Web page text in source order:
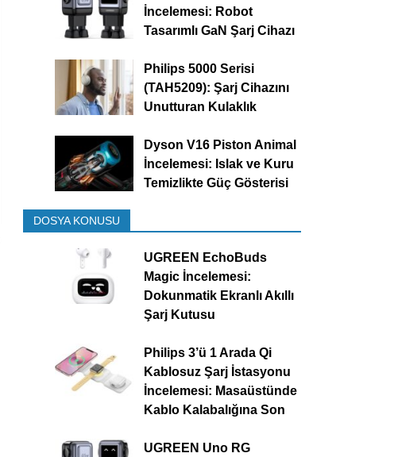
İncelemesi: Robot
Tasarımlı GaN Şarj Cihazı
Philips 5000 Serisi
(TAH5209): Şarj Cihazını
Unutturan Kulaklık
Dyson V16 Piston Animal
İncelemesi: Islak ve Kuru
Temizlikte Güç Gösterisi
DOSYA KONUSU
UGREEN EchoBuds
Magic İncelemesi:
Dokunmatik Ekranlı Akıllı
Şarj Kutusu
Philips 3’ü 1 Arada Qi
Kablosuz Şarj İstasyonu
İncelemesi: Masaüstünde
Kablo Kalabalığına Son
UGREEN Uno RG